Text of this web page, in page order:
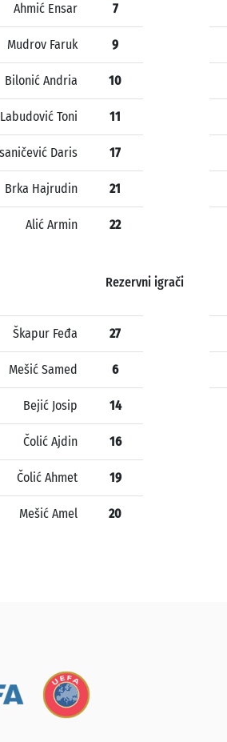
Ahmić Ensar 7
Mudrov Faruk 9
Bilonić Andria 10
Labudović Toni 11
Daris 17
Brka Hajrudin 21
Alić Armin 22
Rezervni igrači
Škapur Feđa 27
Mešić Samed 6
Bejić Josip 14
Čolić Ajdin 16
Čolić Ahmet 19
Mešić Amel 20